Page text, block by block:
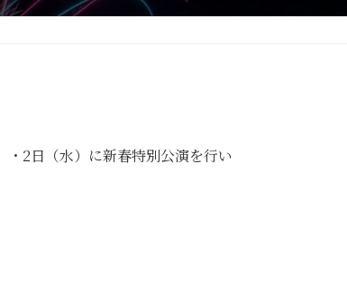
2日（水）に新春特別公演を行い